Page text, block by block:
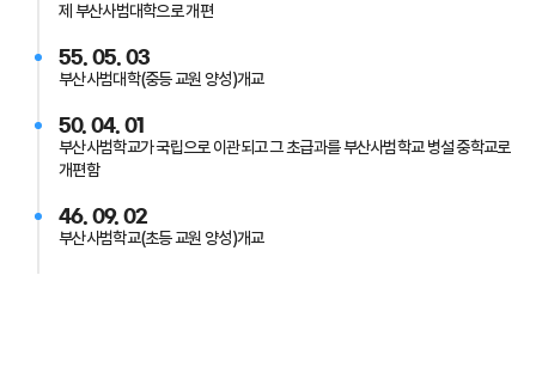
제 부산사범대학으로 개편
55. 05. 03
부산사범대학(중등 교원 양성)개교
50. 04. 01
부산사범학교가 국립으로 이관되고 그 초급과를 부산사범학교 병설 중학교로
개편함
46. 09. 02
부산사범학교(초등 교원 양성)개교